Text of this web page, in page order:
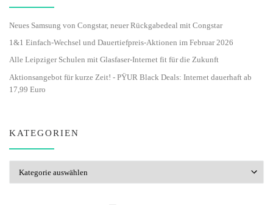
Neues Samsung von Congstar, neuer Rückgabedeal mit Congstar
1&1 Einfach-Wechsel und Dauertiefpreis-Aktionen im Februar 2026
Alle Leipziger Schulen mit Glasfaser-Internet fit für die Zukunft
Aktionsangebot für kurze Zeit! - PŸUR Black Deals: Internet dauerhaft ab
17,99 Euro
KATEGORIEN